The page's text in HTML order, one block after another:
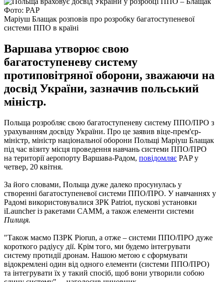
Фото: PAP
Маріуш Блащак розповів про розробку багатоступеневої
системи ППО в країні
Варшава утворює свою
багатоступеневу систему
протиповітряної оборони, зважаючи на
досвід України, зазначив польський
міністр.
Польща розробляє свою багатоступеневу систему ППО/ПРО з
урахуванням досвіду України. Про це заявив віце-прем'єр-
міністр, міністр національної оборони Польщі Маріуш Блащак
під час візиту місця проведення навчань системи ППО/ПРО
на території аеропорту Варшава-Радом, повідомляє PAP у
четвер, 20 квітня.
За його словами, Польща дуже далеко просунулась у
створенні багатоступеневої системи ППО/ПРО. У навчаннях у
Радомі використовувалися ЗРК Patriot, пускові установки
iLauncher із ракетами CAMM, а також елементи системи
Пилиця.
"Також маємо ПЗРК Piorun, а отже – системи ППО/ПРО дуже
короткого радіусу дії. Крім того, ми будемо інтегрувати
систему протидії дронам. Нашою метою є сформувати
відокремлені один від одного елементи (системи ППО/ПРО)
та інтегрувати їх у такий спосіб, щоб вони утворили собою